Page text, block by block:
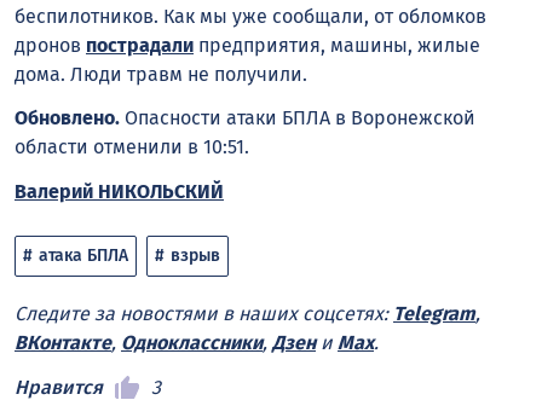
беспилотников. Как мы уже сообщали, от обломков
дронов пострадали предприятия, машины, жилые
дома. Люди травм не получили.
Обновлено. Опасности атаки БПЛА в Воронежской
области отменили в 10:51.
Валерий НИКОЛЬСКИЙ
атака БПЛА взрыв
Следите за новостями в наших соцсетях: Telegram,
ВКонтакте, Одноклассники, Дзени Max.
Нравится
3